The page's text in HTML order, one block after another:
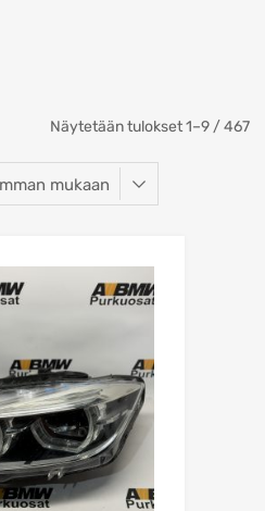
Näytetään tulokset 1–9 / 467